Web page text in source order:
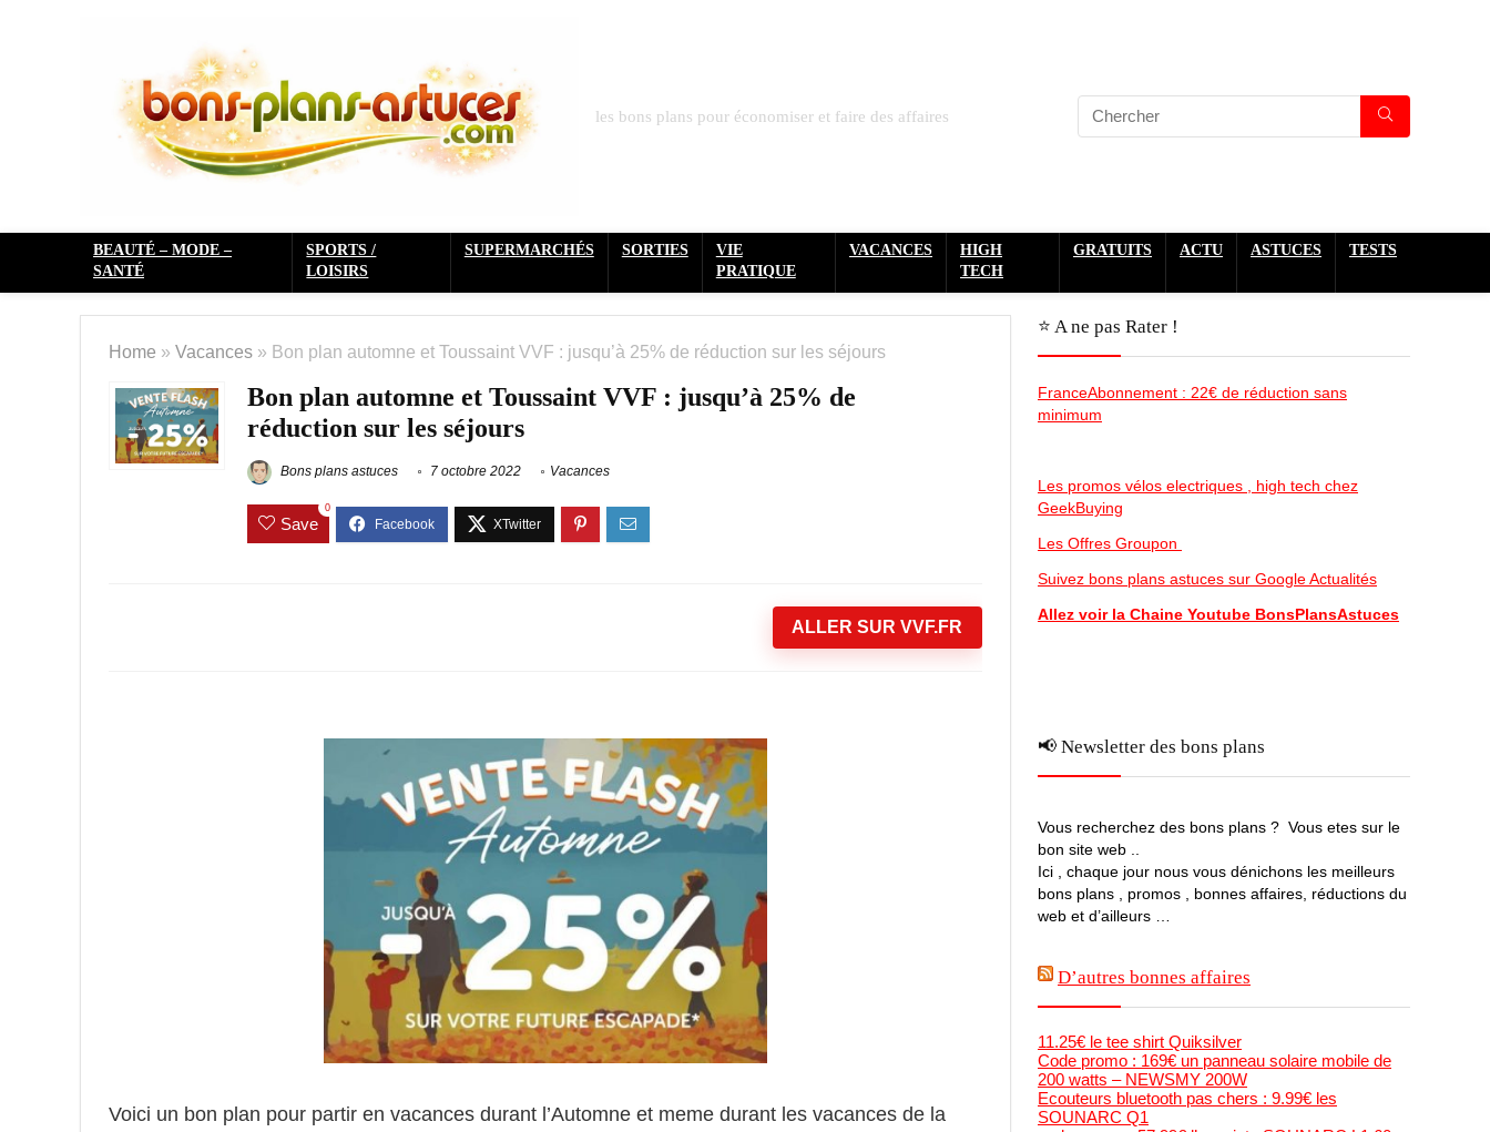
les bons plans pour économiser et faire des affaires
BEAUTÉ – MODE –
SANTÉ
SPORTS /
LOISIRS
SUPERMARCHÉS SORTIES
VIE
PRATIQUE
VACANCES
HIGH
TECH
GRATUITS ACTU ASTUCES TESTS
Home » Vacances » Bon plan automne et Toussaint VVF : jusqu’à 25% de réduction sur les séjours
Bon plan automne et Toussaint VVF : jusqu’à 25% de
réduction sur les séjours
Bons plans astuces 7 octobre 2022 Vacances
Save
0
ALLER SUR VVF.FR
Voici un bon plan pour partir en vacances durant l’Automne et meme durant les vacances de la
⭐️ A ne pas Rater !
FranceAbonnement : 22€ de réduction sans
minimum
Les promos vélos electriques , high tech chez
GeekBuying
Les Offres Groupon
Suivez bons plans astuces sur Google Actualités
Allez voir la Chaine Youtube BonsPlansAstuces
📢 Newsletter des bons plans
Vous recherchez des bons plans ? Vous etes sur le
bon site web ..
Ici , chaque jour nous vous dénichons les meilleurs
bons plans , promos , bonnes affaires, réductions du
web et d’ailleurs …
D’autres bonnes affaires
11.25€ le tee shirt Quiksilver
Code promo : 169€ un panneau solaire mobile de
200 watts – NEWSMY 200W
Ecouteurs bluetooth pas chers : 9.99€ les
SOUNARC Q1